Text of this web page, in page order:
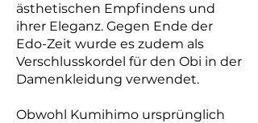
ästhetischen Empfindens und
ihrer Eleganz. Gegen Ende der
Edo-Zeit wurde es zudem als
Verschlusskordel für den Obi in der
Damenkleidung verwendet.
Obwohl Kumihimo ursprünglich